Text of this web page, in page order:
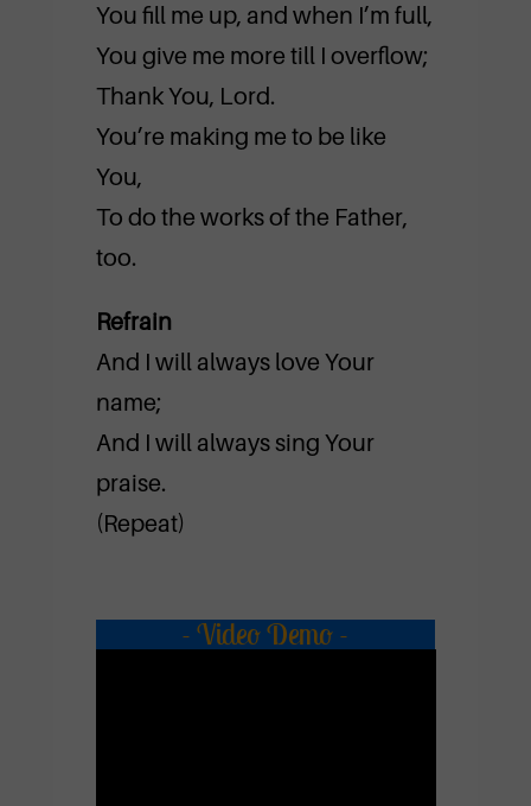
You fill me up, and when I’m full,
You give me more till I overflow;
Thank You, Lord.
You’re making me to be like
You,
To do the works of the Father,
too.
Refrain
And I will always love Your
name;
And I will always sing Your
praise.
(Repeat)
- Video Demo -